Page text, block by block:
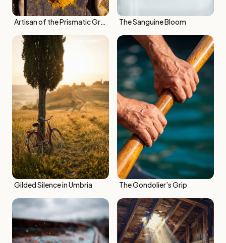
Artisan of the Prismatic Grains The Sanguine Bloom
Gilded Silence in Umbria The Gondolier’s Grip